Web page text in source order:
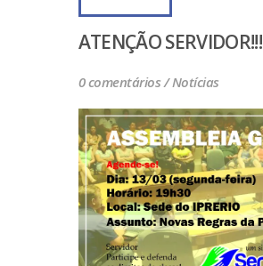
ATENÇÃO SERVIDOR!!!
0 comentários /Notícias